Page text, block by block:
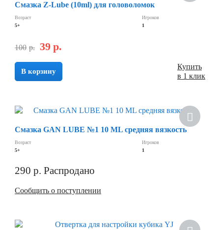
Смазка Z-Lube (10ml) для головоломок
Возраст
5+
Игроков
1
100 р. 39 р.
В корзину
Купить
в 1 клик
Смазка GAN LUBE №1 10 ML средняя вязкость
Возраст
5+
Игроков
1
290 р. Распродано
Сообщить о поступлении